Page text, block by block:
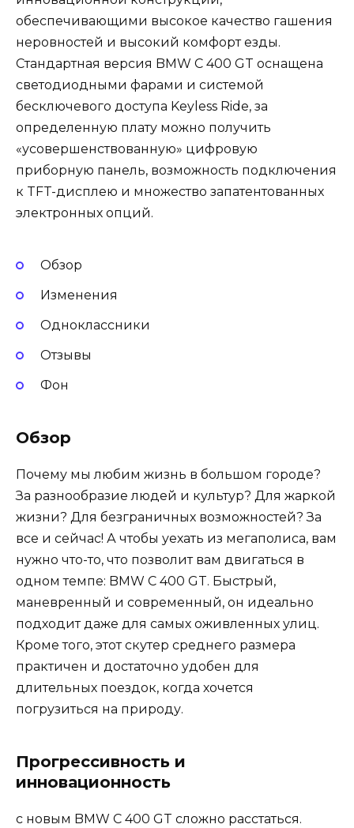
обеспечивающими высокое качество гашения
неровностей и высокий комфорт езды.
Стандартная версия BMW C 400 GT оснащена
светодиодными фарами и системой
бесключевого доступа Keyless Ride, за
определенную плату можно получить
«усовершенствованную» цифровую
приборную панель, возможность подключения
к TFT-дисплею и множество запатентованных
электронных опций.
Обзор
Изменения
Одноклассники
Отзывы
Фон
Обзор
Почему мы любим жизнь в большом городе?
За разнообразие людей и культур? Для жаркой
жизни? Для безграничных возможностей? За
все и сейчас! А чтобы уехать из мегаполиса, вам
нужно что-то, что позволит вам двигаться в
одном темпе: BMW C 400 GT. Быстрый,
маневренный и современный, он идеально
подходит даже для самых оживленных улиц.
Кроме того, этот скутер среднего размера
практичен и достаточно удобен для
длительных поездок, когда хочется
погрузиться на природу.
Прогрессивность и
инновационность
с новым BMW C 400 GT сложно расстаться.